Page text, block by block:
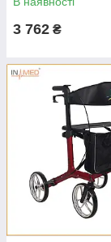
3 762 ₴